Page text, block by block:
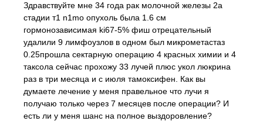
Здравствуйте мне 34 года рак молочной железы 2а
стадии т1 n1mo опухоль была 1.6 см
гормонозависимая ki67-5% фиш отрецательный
удалили 9 лимфоузлов в одном был микрометастаз
0.25прошла сектарную операцию 4 красных химии и 4
таксола сейчас прохожу 33 лучей плюс укол люкрина
раз в три месяца и с июля тамоксифен. Как вы
думаете лечение у меня правельное что лучи я
получаю только через 7 месяцев после операции? И
есть ли у меня шанс на полное выздоровление?